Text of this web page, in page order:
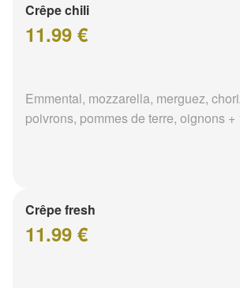
Crêpe chili
11.99 €
Emmental, mozzarella, merguez,
poivrons, pommes de terre, oignons
Crêpe fresh
11.99 €